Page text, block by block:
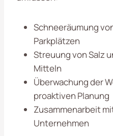
Schneeräumung
Parkplätzen
Streuung von Salz
Mitteln
Überwachung der
proaktiven Planung
Zusammenarbeit
Unternehmen